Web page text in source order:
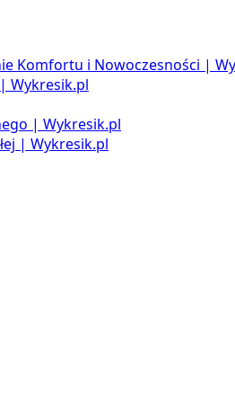
Komfortu i Nowoczesności |
Wykresik.pl
| Wykresik.pl
| Wykresik.pl